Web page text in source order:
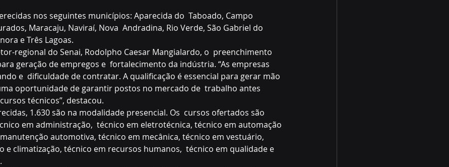
nos seguintes municípios: Aparecida do  Taboado, Campo
Maracaju, Naviraí, Nova  Andradina, Rio Verde, São Gabriel do
e Três Lagoas.
geração de empregos e  fortalecimento da indústria. “As empresas
e  dificuldade de contratar. A qualificação é essencial para gerar mão
oportunidade de garantir postos no mercado de  trabalho antes
técnicos”, destacou.
em administração,  técnico em eletrotécnica, técnico em automação
automotiva, técnico em mecânica, técnico em vestuário,
e climatização, técnico em recursos humanos,  técnico em qualidade e